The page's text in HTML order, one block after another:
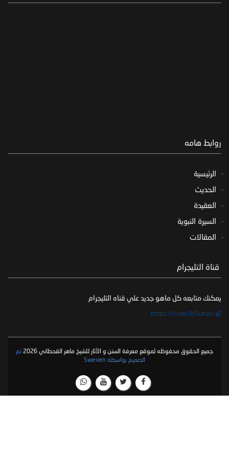
روابط هامه
الرئيسية
الحديث
العقيدة
السيرة النبوية
المقالات
‏ قناة التليجرام
يمكنك متابعه كل ماهو جديد علي قناه التليجرام
جميع الحقوق محفوظه لموقع معرفة السنن و الآثار للشيخ ماهر القحطاني 2026
تم
الصميم بواسطة Sweven